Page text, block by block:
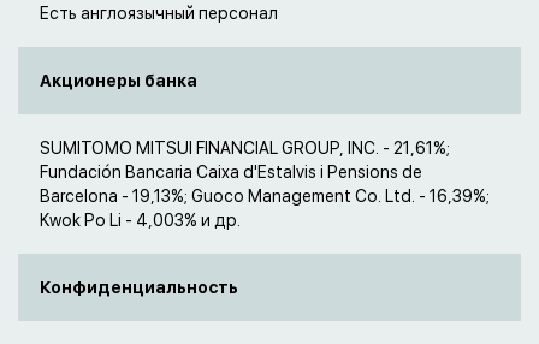
Есть англоязычный персонал
Акционеры банка
SUMITOMO MITSUI FINANCIAL GROUP, INC. - 21,61%;
Fundación Bancaria Caixa d'Estalvis i Pensions de
Barcelona - 19,13%; Guoco Management Co. Ltd. - 16,39%;
Kwok Po Li - 4,003% и др.
Конфиденциальность